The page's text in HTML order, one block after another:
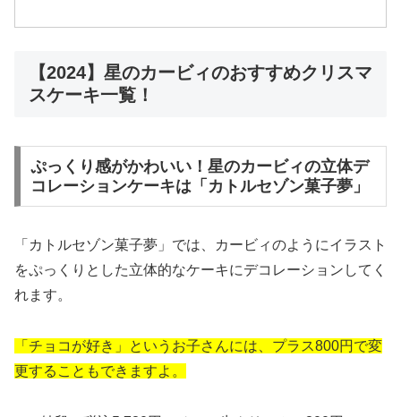
【2024】星のカービィのおすすめクリスマ
スケーキ一覧！
ぷっくり感がかわいい！星のカービィの立体デ
コレーションケーキは「カトルセゾン菓子夢」
「カトルセゾン菓子夢」では、カービィのようにイラスト
をぷっくりとした立体的なケーキにデコレーションしてく
れます。
「チョコが好き」というお子さんには、プラス800円で変
更することもできますよ。